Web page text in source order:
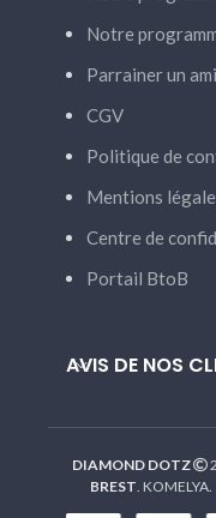
Notre
Parrainer un ami
CGV
Politique de
Mentions
Centre de
Portail BtoB
AVIS DE NOS
DIAMOND DOTZ
BREST . KOMELYA.